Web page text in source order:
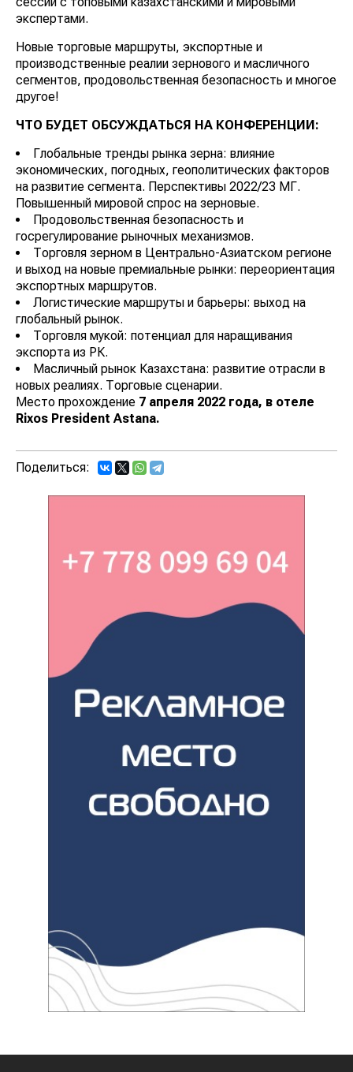
экспертами.
Новые торговые маршруты, экспортные и
производственные реалии зернового и масличного
сегментов, продовольственная безопасность и многое
другое!
ЧТО БУДЕТ ОБСУЖДАТЬСЯ НА КОНФЕРЕНЦИИ:
Глобальные тренды рынка зерна: влияние
экономических, погодных, геополитических факторов
на развитие сегмента. Перспективы 2022/23 МГ.
Повышенный мировой спрос на зерновые.
Продовольственная безопасность и
госрегулирование рыночных механизмов.
Торговля зерном в Центрально-Азиатском регионе
и выход на новые премиальные рынки: переориентация
экспортных маршрутов.
Логистические маршруты и барьеры: выход на
глобальный рынок.
Торговля мукой: потенциал для наращивания
экспорта из РК.
Масличный рынок Казахстана: развитие отрасли в
новых реалиях. Торговые сценарии.
Место прохождение 7 апреля 2022 года, в отеле
Rixos President Astana.
Поделиться: